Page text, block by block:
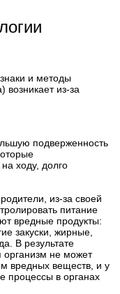
и методы
возникает из-за
подверженность
ходу, долго
из-за своей
питание
вредные продукты:
закуски, жирные,
В результате
организм не может
вредных веществ, и у
процессы в органах